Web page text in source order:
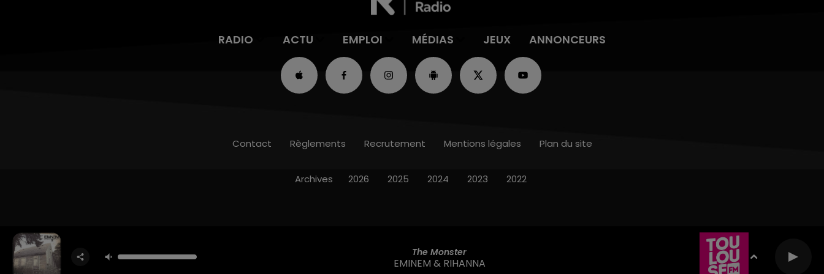
RADIO ACTU EMPLOI MÉDIAS JEUX ANNONCEURS
The Monster
EMINEM & RIHANNA
Contact Règlements Recrutement Mentions légales Plan du site
Archives 2026 2025 2024 2023 2022